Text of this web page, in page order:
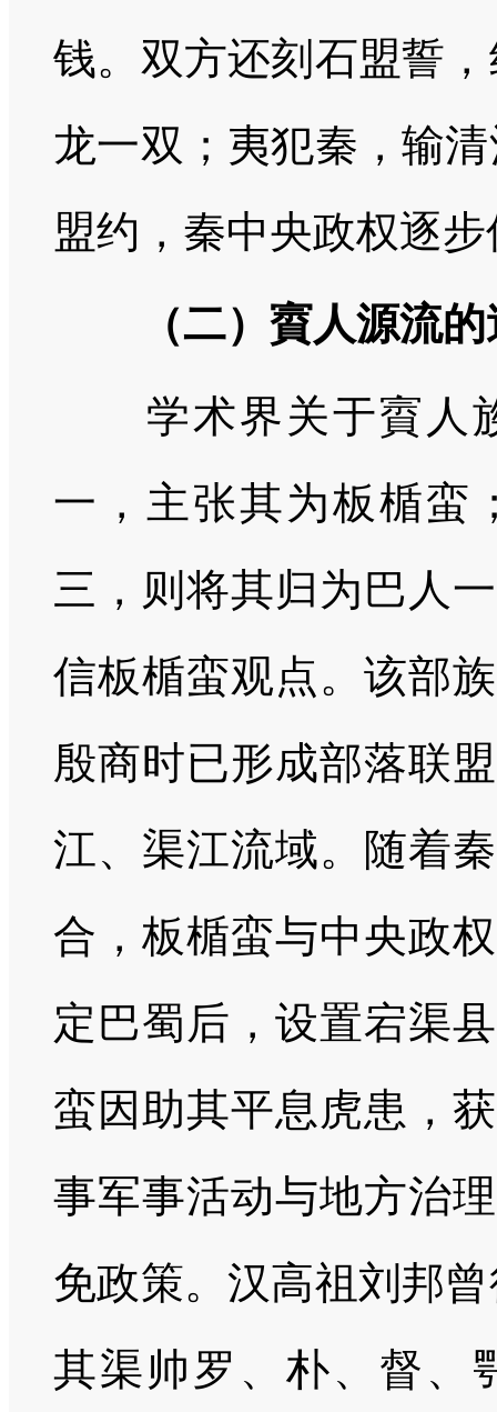
钱。双方还刻石盟誓
龙一双；夷犯秦，输
盟约，秦中央政权逐
（二）賨人源流的
学术界关于賨人族
一，主张其为板楯蛮
三，则将其归为巴人
信板楯蛮观点。该部
殷商时已形成部落联
江、渠江流域。随着
合，板楯蛮与中央政
定巴蜀后，设置宕渠
蛮因助其平息虎患，
事军事活动与地方治
免政策。汉高祖刘邦
其渠帅罗、朴、督、